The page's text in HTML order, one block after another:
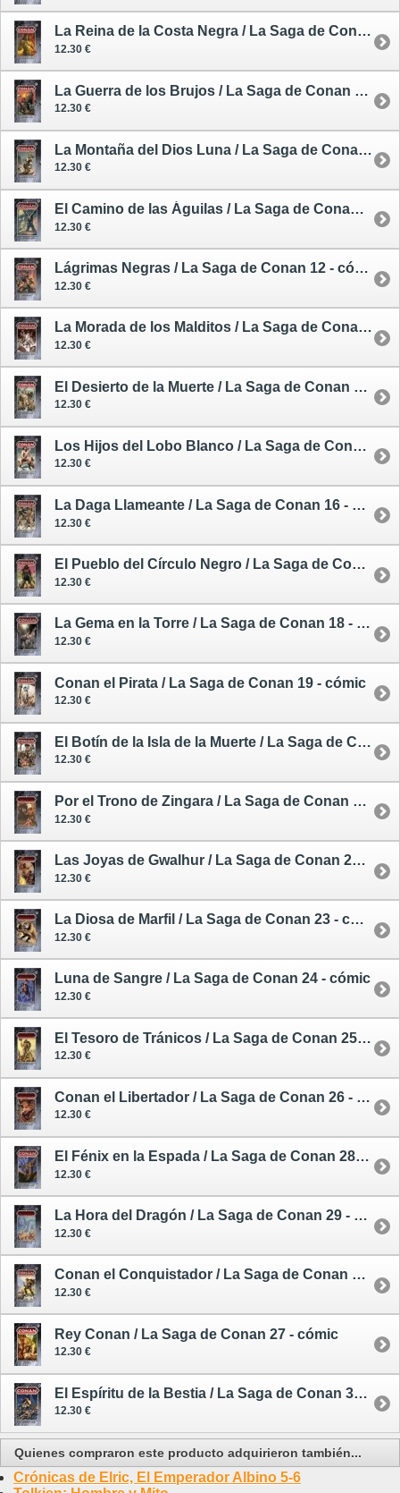
La Reina de la Costa Negra / La Saga de Conan 8 - cómic
12.30 €
La Guerra de los Brujos / La Saga de Conan 9 - cómic
12.30 €
La Montaña del Dios Luna / La Saga de Conan 10 - cómic
12.30 €
El Camino de las Águilas / La Saga de Conan 11 - cómic
12.30 €
Lágrimas Negras / La Saga de Conan 12 - cómic
12.30 €
La Morada de los Malditos / La Saga de Conan 13 - cómic
12.30 €
El Desierto de la Muerte / La Saga de Conan 14 - cómic
12.30 €
Los Hijos del Lobo Blanco / La Saga de Conan 15 - cómic
12.30 €
La Daga Llameante / La Saga de Conan 16 - cómic
12.30 €
El Pueblo del Círculo Negro / La Saga de Conan 17 - cómic
12.30 €
La Gema en la Torre / La Saga de Conan 18 - cómic
12.30 €
Conan el Pirata / La Saga de Conan 19 - cómic
12.30 €
El Botín de la Isla de la Muerte / La Saga de Conan 20 - cómic
12.30 €
Por el Trono de Zingara / La Saga de Conan 21 - cómic
12.30 €
Las Joyas de Gwalhur / La Saga de Conan 22 - comic
12.30 €
La Diosa de Marfil / La Saga de Conan 23 - cómic
12.30 €
Luna de Sangre / La Saga de Conan 24 - cómic
12.30 €
El Tesoro de Tránicos / La Saga de Conan 25 - cómic
12.30 €
Conan el Libertador / La Saga de Conan 26 - cómic
12.30 €
El Fénix en la Espada / La Saga de Conan 28 - cómic
12.30 €
La Hora del Dragón / La Saga de Conan 29 - cómic
12.30 €
Conan el Conquistador / La Saga de Conan 30 - cómic
12.30 €
Rey Conan / La Saga de Conan 27 - cómic
12.30 €
El Espíritu de la Bestia / La Saga de Conan 31 - cómic
12.30 €
Quienes compraron este producto adquirieron también...
Crónicas de Elric, El Emperador Albino 5-6